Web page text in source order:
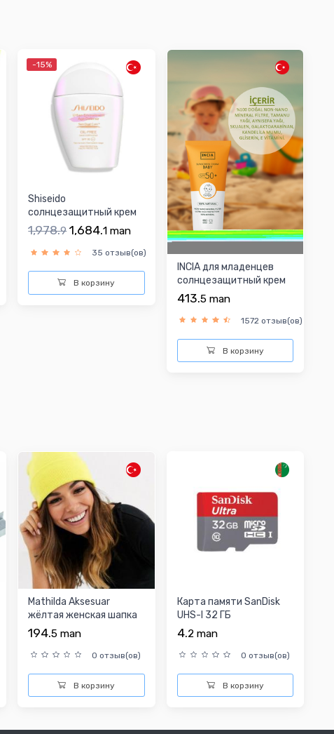
-15%
Shiseido
солнцезащитный крем
1,978.9 1,684.1 man
35 отзыв(ов)
В корзину
INCIA для младенцев
солнцезащитный крем
413.5 man
1572 отзыв(ов)
В корзину
Mathilda Aksesuar
жёлтая женская шапка
194.5 man
0 отзыв(ов)
В корзину
Карта памяти SanDisk
UHS-I 32 ГБ
4.2 man
0 отзыв(ов)
В корзину